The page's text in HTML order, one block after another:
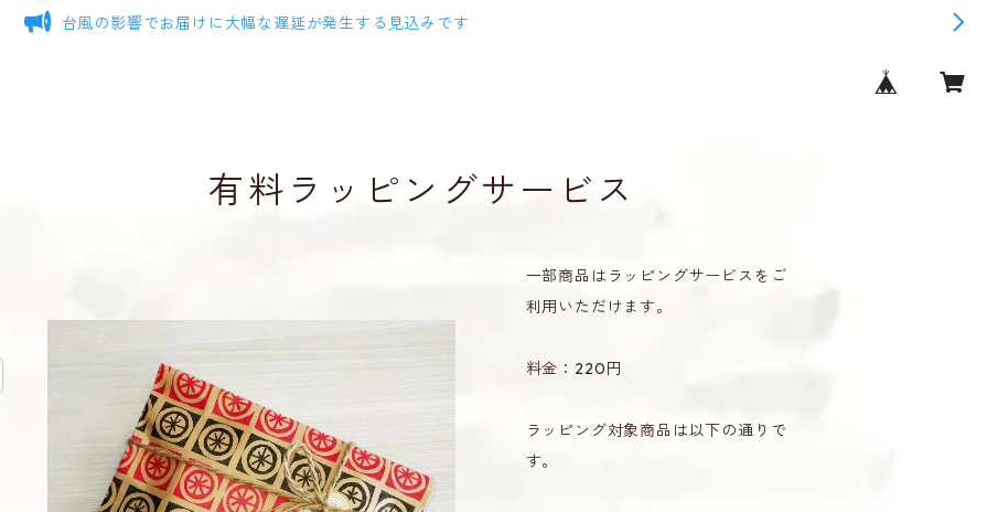
台風の影響でお届けに大幅な遅延が発生する見込みです
有料ラッピングサービス
一部商品はラッピングサービスをご
利用いただけます。
料金：220円
ラッピング対象商品は以下の通りで
す。